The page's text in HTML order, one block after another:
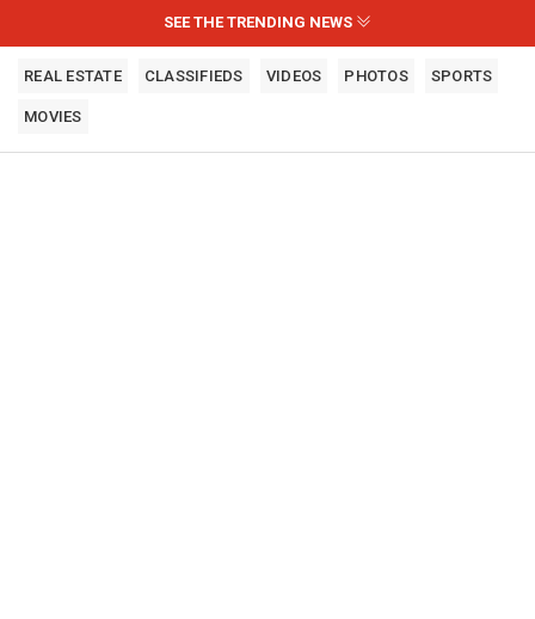
SEE THE TRENDING NEWS
REAL ESTATE CLASSIFIEDS VIDEOS PHOTOS SPORTS
MOVIES